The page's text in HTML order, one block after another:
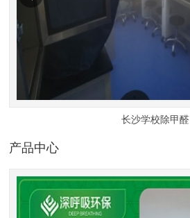
长沙学校除甲醛
产品中心